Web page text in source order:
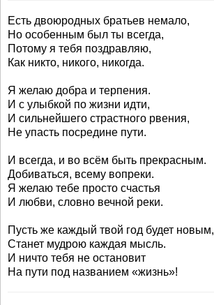
Есть двоюродных братьев немало,
Но особенным был ты всегда,
Потому я тебя поздравляю,
Как никто, никого, никогда.
Я желаю добра и терпения.
И с улыбкой по жизни идти,
И сильнейшего страстного рвения,
Не упасть посредине пути.
И всегда, и во всём быть прекрасным.
Добиваться, всему вопреки.
Я желаю тебе просто счастья
И любви, словно вечной реки.
Пусть же каждый твой год будет новым,
Станет мудрою каждая мысль.
И ничто тебя не остановит
На пути под названием «жизнь»!